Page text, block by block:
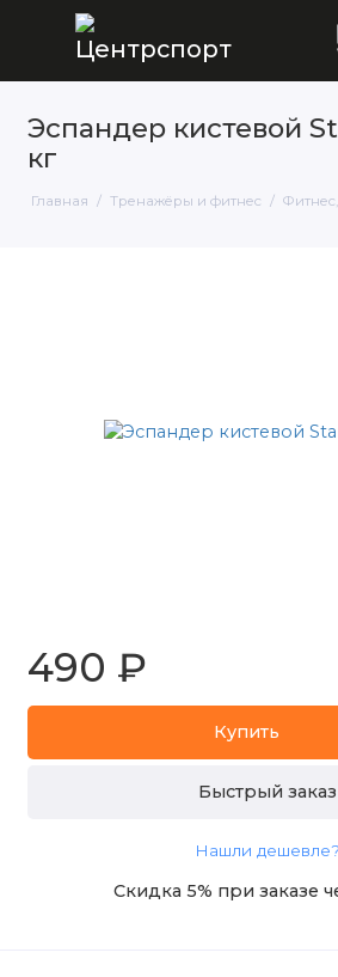
Эспандер кистевой
кг
Главная Тренажёры и фитнес
490 ₽
Купить
Быстрый заказ
Нашли дешевле?
Скидка 5% при заказе